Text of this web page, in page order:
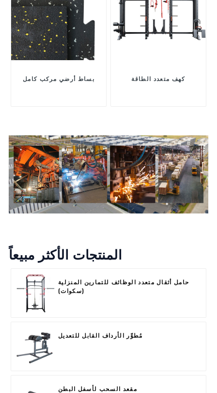
بساط أرضي مركب كامل كهف متعدد الطاقة
المنتجات الأكثر مبيعاً
حامل أثقال متعدد الوظائف للتمارين المنزلية
(سكوات)
مُطوِّر الأرداف القابل للتعديل
مقعد السحب لأسفل البطن